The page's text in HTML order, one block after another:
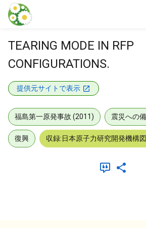
本文に飛ぶ
TEARING MODE IN RFP
CONFIGURATIONS.
提供元サイトで表示
福島第一原発事故 (2011) 震災への
復興 収録:日本原子力研究開発機構